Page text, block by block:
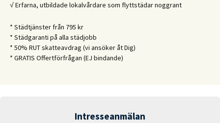
√ Erfarna, utbildade lokalvårdare som flyttstädar noggrant
* Städtjänster från 795 kr
* Städgaranti på alla städjobb
* 50% RUT skatteavdrag (vi ansöker åt Dig)
* GRATIS Offertförfrågan (EJ bindande)
Intresseanmälan